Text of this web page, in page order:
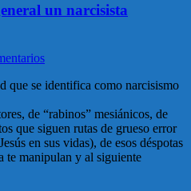
un narcisista
que se identifica como narcisismo
de “rabinos” mesiánicos, de
que siguen rutas de grueso error
en sus vidas), de esos déspotas
te manipulan y al siguiente